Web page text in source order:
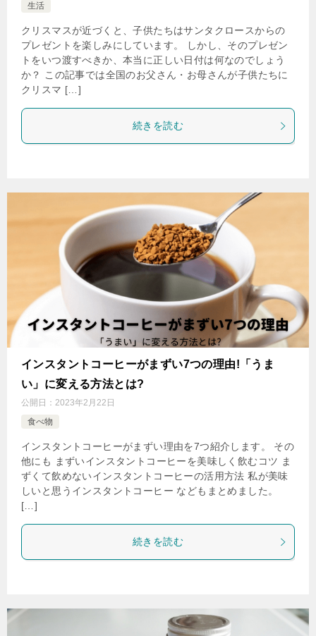
生活
クリスマスが近づくと、子供たちはサンタクロースからの
プレゼントを楽しみにしています。 しかし、そのプレゼン
トをいつ渡すべきか、本当に正しい日付は何なのでしょう
か？ この記事では全国のお父さん・お母さんが子供たちに
クリスマ […]
続きを読む
インスタントコーヒーがまずい7つの理由!「うま
い」に変える方法とは?
公開日： 2023年2月22日
食べ物
インスタントコーヒーがまずい理由を7つ紹介します。 その
他にも まずいインスタントコーヒーを美味しく飲むコツ ま
ずくて飲めないインスタントコーヒーの活用方法 私が美味
しいと思うインスタントコーヒー などもまとめました。
[…]
続きを読む